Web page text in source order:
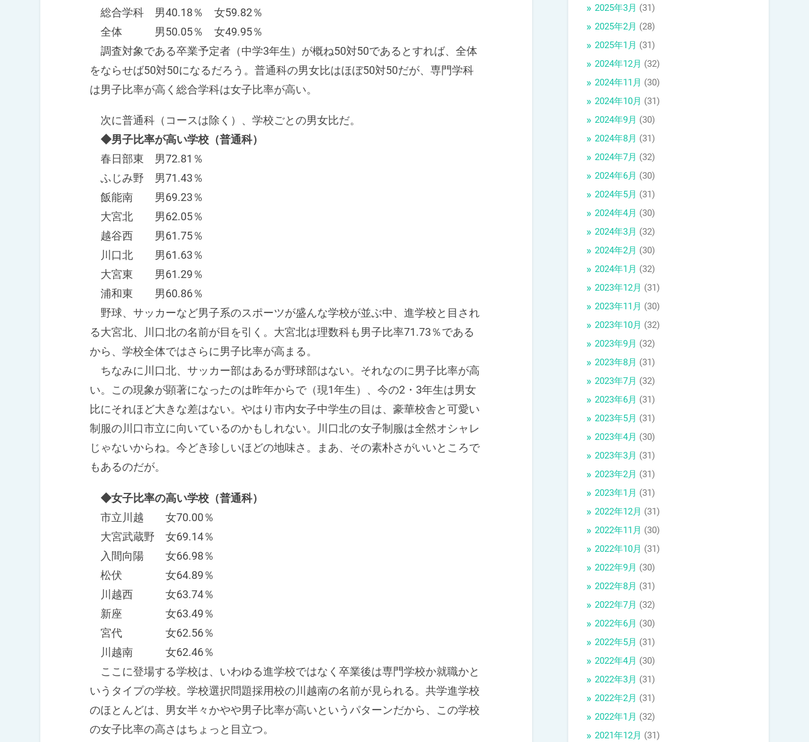
総合学科 男40.18％ 女59.82％
全体 男50.05％ 女49.95％
調査対象である卒業予定者（中学3年生）が概ね50対50であるとすれば、全体
をならせば50対50になるだろう。普通科の男女比はほぼ50対50だが、専門学科
は男子比率が高く総合学科は女子比率が高い。
次に普通科（コースは除く）、学校ごとの男女比だ。
◆男子比率が高い学校（普通科）
春日部東 男72.81％
ふじみ野 男71.43％
飯能南 男69.23％
大宮北 男62.05％
越谷西 男61.75％
川口北 男61.63％
大宮東 男61.29％
浦和東 男60.86％
野球、サッカーなど男子系のスポーツが盛んな学校が並ぶ中、進学校と目され
る大宮北、川口北の名前が目を引く。大宮北は理数科も男子比率71.73％である
から、学校全体ではさらに男子比率が高まる。
ちなみに川口北、サッカー部はあるが野球部はない。それなのに男子比率が高
い。この現象が顕著になったのは昨年からで（現1年生）、今の2・3年生は男女
比にそれほど大きな差はない。やはり市内女子中学生の目は、豪華校舎と可愛い
制服の川口市立に向いているのかもしれない。川口北の女子制服は全然オシャレ
じゃないからね。今どき珍しいほどの地味さ。まあ、その素朴さがいいところで
もあるのだが。
◆女子比率の高い学校（普通科）
市立川越 女70.00％
大宮武蔵野 女69.14％
入間向陽 女66.98％
松伏 女64.89％
川越西 女63.74％
新座 女63.49％
宮代 女62.56％
川越南 女62.46％
ここに登場する学校は、いわゆる進学校ではなく卒業後は専門学校か就職かと
いうタイプの学校。学校選択問題採用校の川越南の名前が見られる。共学進学校
のほとんどは、男女半々かやや男子比率が高いというパターンだから、この学校
の女子比率の高さはちょっと目立つ。
2025年3月 (31)
2025年2月 (28)
2025年1月 (31)
2024年12月 (32)
2024年11月 (30)
2024年10月 (31)
2024年9月 (30)
2024年8月 (31)
2024年7月 (32)
2024年6月 (30)
2024年5月 (31)
2024年4月 (30)
2024年3月 (32)
2024年2月 (30)
2024年1月 (32)
2023年12月 (31)
2023年11月 (30)
2023年10月 (32)
2023年9月 (32)
2023年8月 (31)
2023年7月 (32)
2023年6月 (31)
2023年5月 (31)
2023年4月 (30)
2023年3月 (31)
2023年2月 (31)
2023年1月 (31)
2022年12月 (31)
2022年11月 (30)
2022年10月 (31)
2022年9月 (30)
2022年8月 (31)
2022年7月 (32)
2022年6月 (30)
2022年5月 (31)
2022年4月 (30)
2022年3月 (31)
2022年2月 (31)
2022年1月 (32)
2021年12月 (31)